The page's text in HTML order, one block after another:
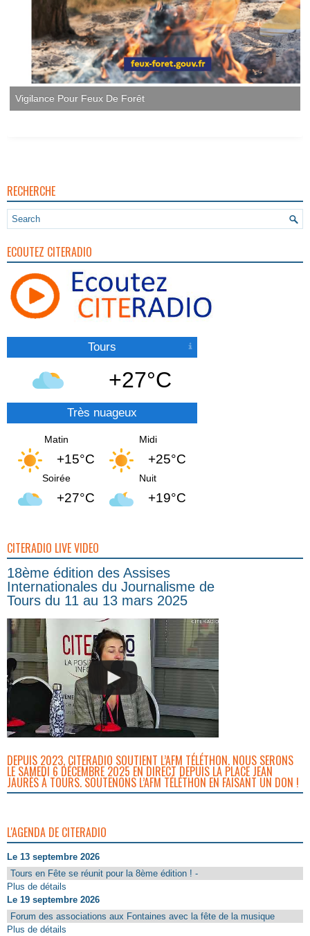
RECHERCHE
ECOUTEZ CITERADIO
Tours
+27°C
Très nuageux
Matin
+15°C
Midi
+25°C
Soirée
+27°C
Nuit
+19°C
CITERADIO LIVE VIDEO
18ème édition des Assises
Internationales du Journalisme de
Tours du 11 au 13 mars 2025
DEPUIS 2023, CITERADIO SOUTIENT L’AFM TÉLÉTHON. NOUS SERONS
LE SAMEDI 6 DÉCEMBRE 2025 EN DIRECT DEPUIS LA PLACE JEAN
JAURÈS À TOURS. SOUTENONS L’AFM TÉLÉTHON EN FAISANT UN DON !
L'AGENDA DE CITERADIO
Le 13 septembre 2026
Tours en Fête se réunit pour la 8ème édition ! -
Plus de détails
Le 19 septembre 2026
Forum des associations aux Fontaines avec la fête de la musique
Plus de détails